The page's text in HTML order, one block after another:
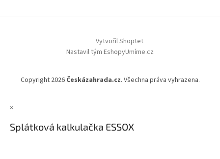
Vytvořil Shoptet
Nastavil tým EshopyUmíme.cz
Copyright 2026 Českázahrada.cz. Všechna práva vyhrazena.
×
Splátková kalkulačka ESSOX